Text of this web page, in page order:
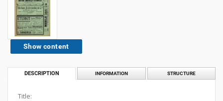
Show content
DESCRIPTION INFORMATION STRUCTURE
Title: